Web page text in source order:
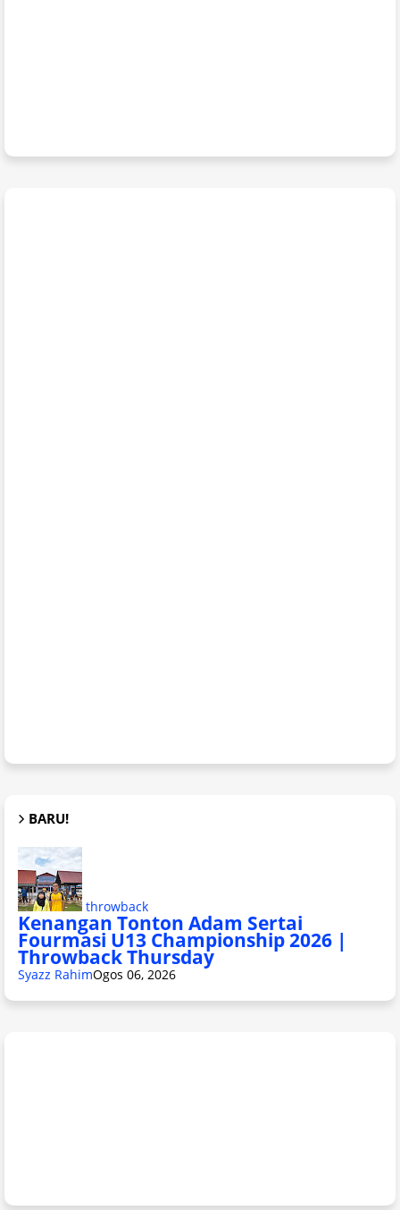
BARU!
throwback
Kenangan Tonton Adam Sertai
Fourmasi U13 Championship 2026 |
Throwback Thursday
Syazz RahimOgos 06, 2026